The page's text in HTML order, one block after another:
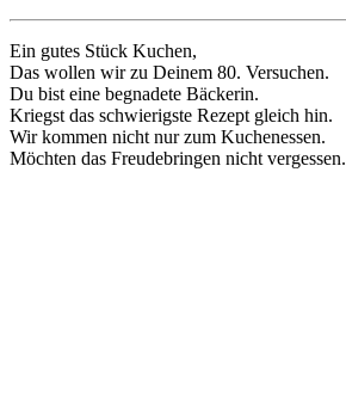
Ein gutes Stück Kuchen,
Das wollen wir zu Deinem 80. Versuchen.
Du bist eine begnadete Bäckerin.
Kriegst das schwierigste Rezept gleich hin.
Wir kommen nicht nur zum Kuchenessen.
Möchten das Freudebringen nicht vergessen.